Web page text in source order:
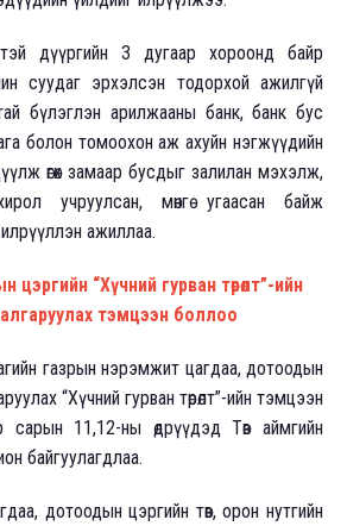
дүүргийн 3 дугаар хороонд байр
суудаг эрхэлсэн тодорхой ажилгүй
бүлэглэн арилжааны банк, банк бус
болон томоохон аж ахуйн нэгжүүдийн
өгөх замаар бусдыг залилан мэхэлж,
учруулсан, мөнгө угаасан байж
ажиллаа.
“Хүчний гурван төрөлт”-ийн
тэмцээн боллоо
газрын нэрэмжит цагдаа, дотоодын
“Хүчний гурван төрөлт”-ийн тэмцээн
11,12-ны өдрүүдэд Төв аймгийн
байгуулагдлаа.
дотоодын цэргийн төв, орон нутгийн